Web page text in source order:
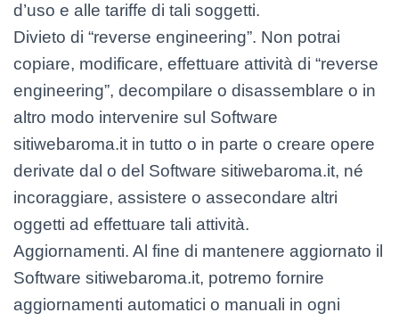
d’uso e alle tariffe di tali soggetti.
Divieto di “reverse engineering”. Non potrai
copiare, modificare, effettuare attività di “reverse
engineering”, decompilare o disassemblare o in
altro modo intervenire sul Software
sitiwebaroma.it in tutto o in parte o creare opere
derivate dal o del Software sitiwebaroma.it, né
incoraggiare, assistere o assecondare altri
oggetti ad effettuare tali attività.
Aggiornamenti. Al fine di mantenere aggiornato il
Software sitiwebaroma.it, potremo fornire
aggiornamenti automatici o manuali in ogni